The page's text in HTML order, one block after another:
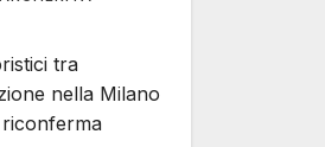
tra
nella Milano